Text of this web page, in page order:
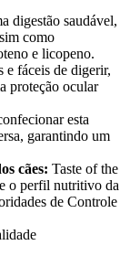
digestão saudável,
como
e licopeno.
e fáceis de digerir,
proteção ocular
esta
garantindo um
cães: Taste of the
o perfil nutritivo da
de Controle